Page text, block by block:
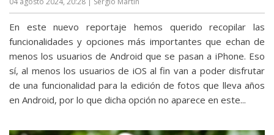
En este nuevo reportaje hemos querido recopilar las
funcionalidades y opciones más importantes que echan de
menos los usuarios de Android que se pasan a iPhone. Eso
sí, al menos los usuarios de iOS al fin van a poder disfrutar
de una funcionalidad para la edición de fotos que lleva años
en Android, por lo que dicha opción no aparece en este...